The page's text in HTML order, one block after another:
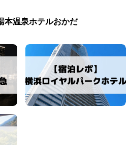
温泉ホテルおかだ